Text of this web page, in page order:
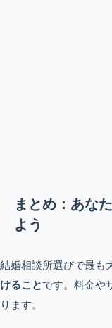
まとめ：あな
よう
結婚相談所選びで最も
けることです。料金や
ります。